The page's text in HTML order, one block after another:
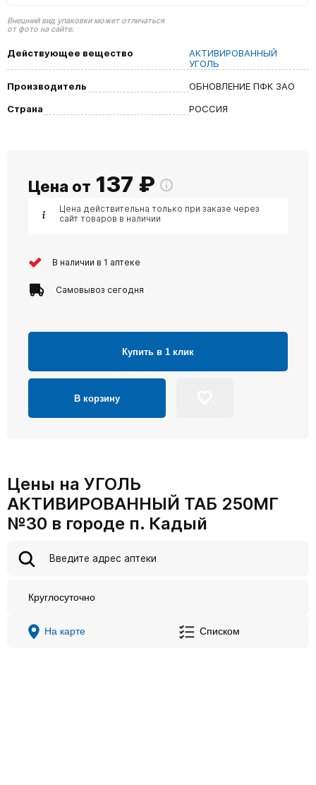
Внешний вид упаковки может отличаться
от фото на сайте.
Действующее вещество
АКТИВИРОВАННЫЙ
УГОЛЬ
Производитель
ОБНОВЛЕНИЕ ПФК ЗАО
Страна
РОССИЯ
Цена от 137 ₽
Цена действительна только при заказе через
сайт товаров в наличии
В наличии в 1 аптеке
Самовывоз сегодня
Купить в 1 клик
В корзину
Цены на УГОЛЬ
АКТИВИРОВАННЫЙ ТАБ 250МГ
№30 в городе п. Кадый
Круглосуточно
На карте Списком